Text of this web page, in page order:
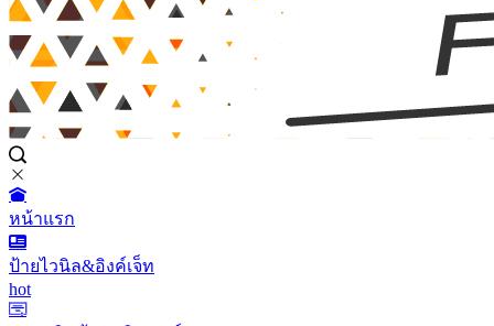
หน้าแรก
ป้ายไวนิล&อิงค์เจ็ท
hot